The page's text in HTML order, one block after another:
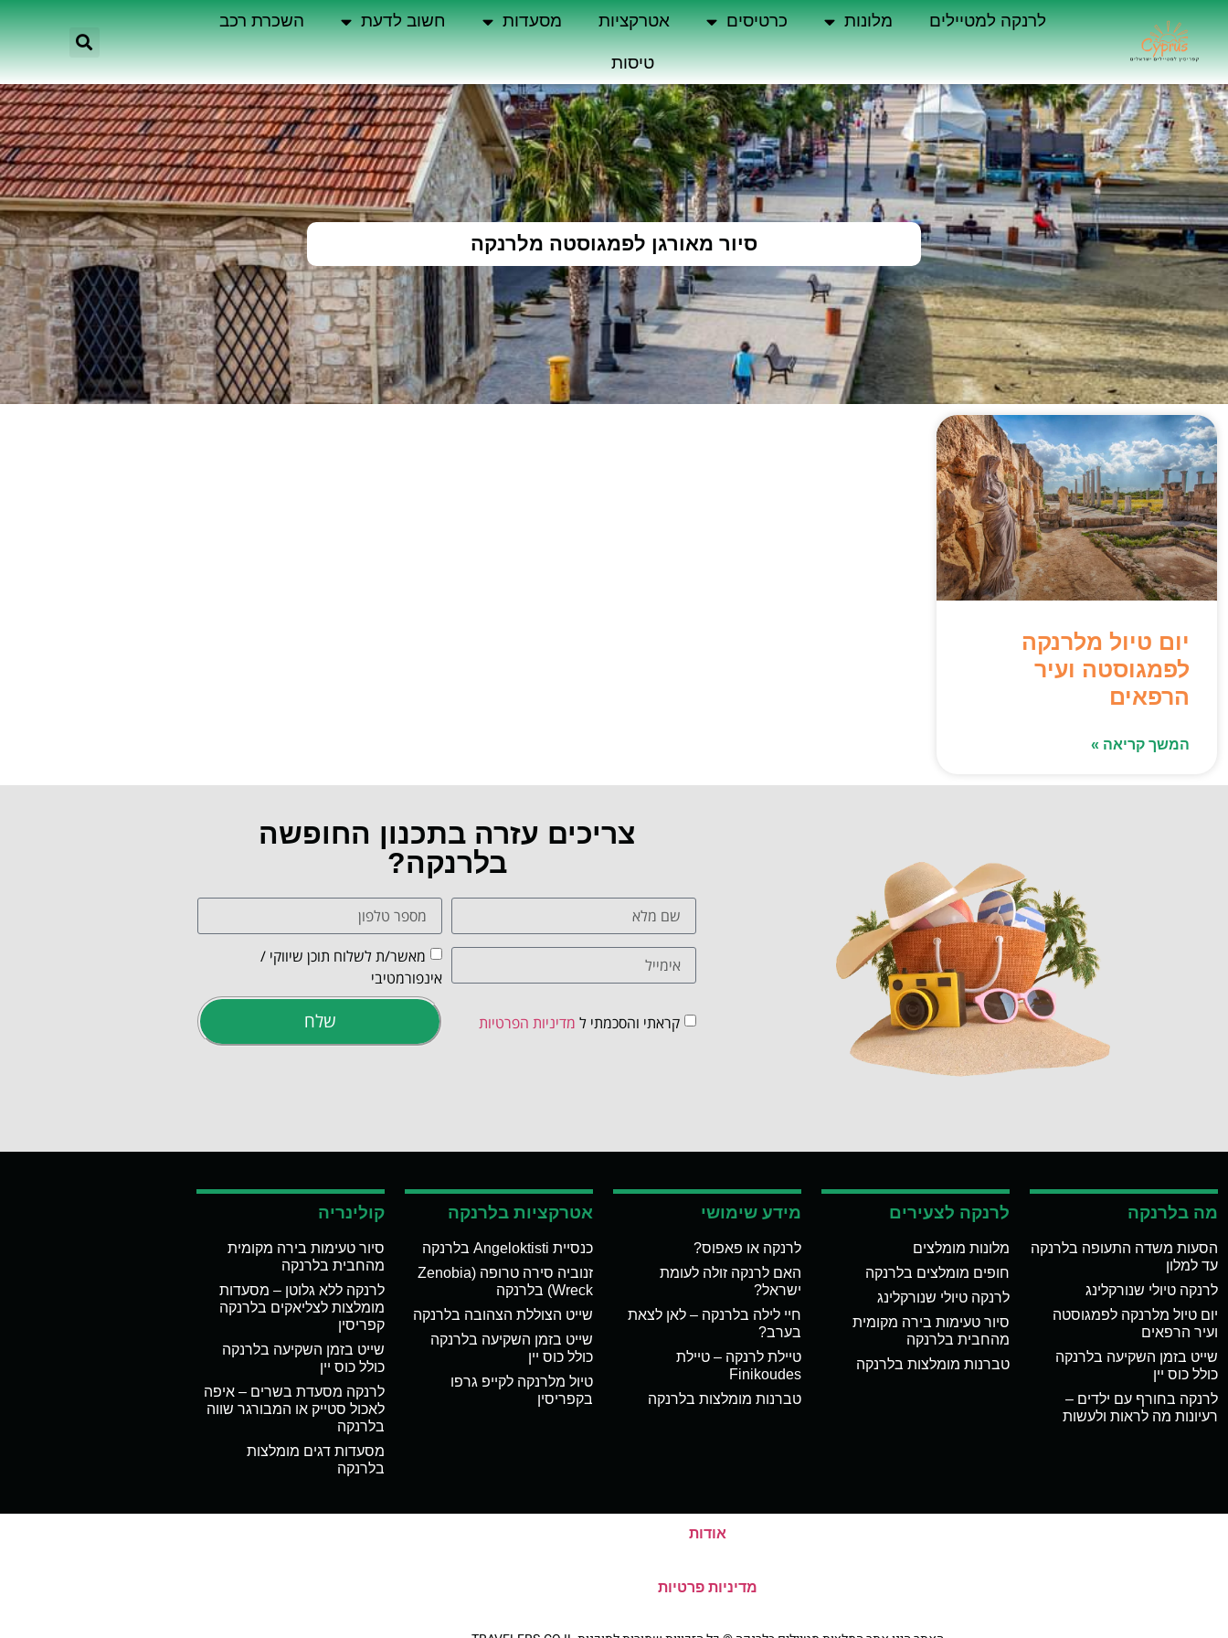
לרנקה למטיילים מלונות כרטיסים אטרקציות מסעדות חשוב לדעת השכרת רכב
טיסות
סיור מאורגן לפמגוסטה מלרנקה
יום טיול מלרנקה
לפמגוסטה ועיר
הרפאים
המשך קריאה »
צריכים עזרה בתכנון החופשה
בלרנקה?
מאשר/ת לשלוח תוכן שיווקי /
אינפורמטיבי
קראתי והסכמתי ל מדיניות הפרטיות שלח
מה בלרנקה
הסעות משדה התעופה בלרנקה
עד למלון
לרנקה טיולי שנורקלינג
יום טיול מלרנקה לפמגוסטה
ועיר הרפאים
שייט בזמן השקיעה בלרנקה
כולל כוס יין
לרנקה בחורף עם ילדים –
רעיונות מה לראות ולעשות
לרנקה לצעירים
מלונות מומלצים
חופים מומלצים בלרנקה
לרנקה טיולי שנורקלינג
סיור טעימות בירה מקומית
מהחבית בלרנקה
טברנות מומלצות בלרנקה
מידע שימושי
לרנקה או פאפוס?
האם לרנקה זולה לעומת
ישראל?
חיי לילה בלרנקה – לאן לצאת
בערב?
טיילת לרנקה – טיילת
Finikoudes
טברנות מומלצות בלרנקה
אטרקציות בלרנקה
כנסיית Angeloktisti בלרנקה
זנוביה סירה טרופה (Zenobia
Wreck) בלרנקה
שייט הצוללת הצהובה בלרנקה
שייט בזמן השקיעה בלרנקה
כולל כוס יין
טיול מלרנקה לקייפ גרפו
בקפריסין
קולינריה
סיור טעימות בירה מקומית
מהחבית בלרנקה
לרנקה ללא גלוטן – מסעדות
מומלצות לצליאקים בלרנקה
קפריסין
שייט בזמן השקיעה בלרנקה
כולל כוס יין
לרנקה מסעדת בשרים – איפה
לאכול סטייק או המבורגר שווה
בלרנקה
מסעדות דגים מומלצות
בלרנקה
אודות
מדיניות פרטיות